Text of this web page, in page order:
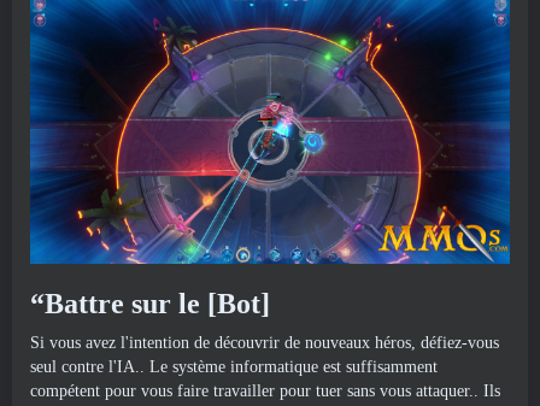
“Battre sur le [Bot]
Si vous avez l'intention de découvrir de nouveaux héros, défiez-vous
seul contre l'IA.. Le système informatique est suffisamment
compétent pour vous faire travailler pour tuer sans vous attaquer.. Ils